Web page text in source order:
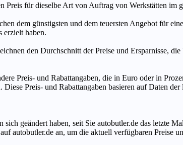
Preis für dieselbe Art von Auftrag von Werkstätten im
dem günstigsten und dem teuersten Angebot für
erzielt haben.
den Durchschnitt der Preise und Ersparnisse,
Preis- und Rabattangaben, die in Euro oder in
Preis- und Rabattangaben basieren auf Daten
geändert haben, seit Sie autobutler.de das letzte
autobutler.de an, um die aktuell verfügbaren Preise